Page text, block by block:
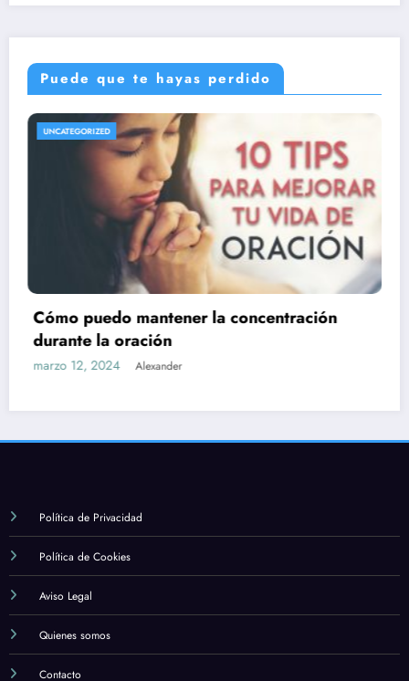
Puede que te hayas perdido
UNCATEGORIZED
estudio en la fe católica
marzo 12, 2024 Alexander